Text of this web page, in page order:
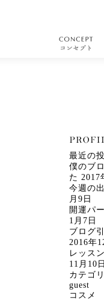
最近の
僕のブ
た 2017
今週の
月9日
開運パ
1月7日
ブログ
2016年
レッス
11月10日
カテゴ
guest
コスメ